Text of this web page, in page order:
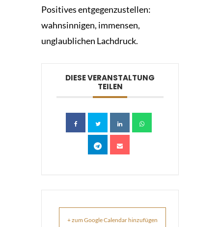
Positives entgegenzustellen:
wahnsinnigen, immensen,
unglaublichen Lachdruck.
DIESE VERANSTALTUNG
TEILEN
+ zum Google Calendar hinzufügen